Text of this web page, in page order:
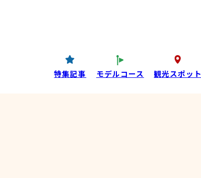
特集記事 モデルコース 観光スポット
西条酒蔵通り特設ページ 特集記事